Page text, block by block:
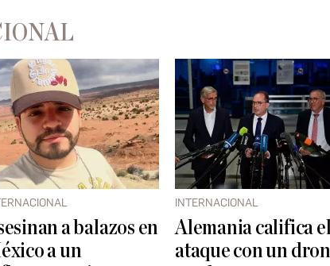
a balazos en
a un
INTERNACIONAL
Alemania califica el
ataque con un dron